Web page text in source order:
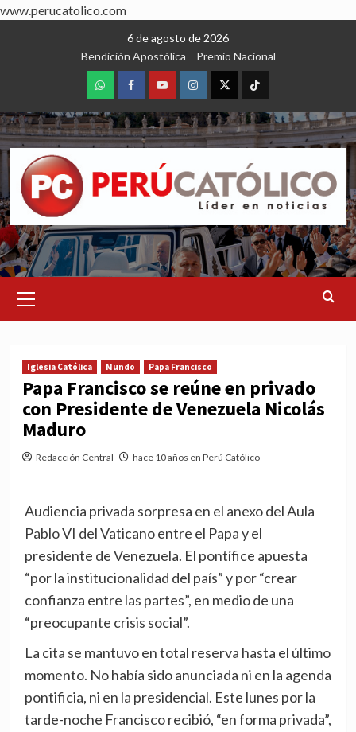
www.perucatolico.com
6 de agosto de 2026
Bendición Apostólica
Premio Nacional
WhatsAppFacebookYoutubeInstagram
X TikTok
Menu
Iglesia Católica Mundo Papa Francisco
Papa Francisco se reúne en privado
con Presidente de Venezuela Nicolás
Maduro
Redacción Central hace 10 años en Perú Católico
Audiencia privada sorpresa en el anexo del Aula
Pablo VI del Vaticano entre el Papa y el
presidente de Venezuela. El pontífice apuesta
“por la institucionalidad del país” y por “crear
confianza entre las partes”, en medio de una
“preocupante crisis social”.
La cita se mantuvo en total reserva hasta el último
momento. No había sido anunciada ni en la agenda
pontificia, ni en la presidencial. Este lunes por la
tarde-noche Francisco recibió, “en forma privada”,